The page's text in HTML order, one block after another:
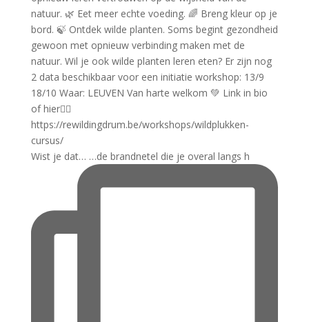
Wist je dat… …de brandnetel die je overal langs h